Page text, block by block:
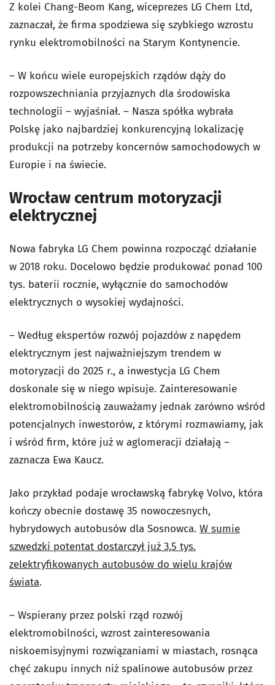
Z kolei Chang-Beom Kang, wiceprezes LG Chem Ltd,
zaznaczał, że firma spodziewa się szybkiego wzrostu
rynku elektromobilności na Starym Kontynencie.
– W końcu wiele europejskich rządów dąży do
rozpowszechniania przyjaznych dla środowiska
technologii – wyjaśniał. – Nasza spółka wybrała
Polskę jako najbardziej konkurencyjną lokalizację
produkcji na potrzeby koncernów samochodowych w
Europie i na świecie.
Wrocław centrum motoryzacji
elektrycznej
Nowa fabryka LG Chem powinna rozpocząć działanie
w 2018 roku. Docelowo będzie produkować ponad 100
tys. baterii rocznie, wyłącznie do samochodów
elektrycznych o wysokiej wydajności.
– Według ekspertów rozwój pojazdów z napędem
elektrycznym jest najważniejszym trendem w
motoryzacji do 2025 r., a inwestycja LG Chem
doskonale się w niego wpisuje. Zainteresowanie
elektromobilnością zauważamy jednak zarówno wśród
potencjalnych inwestorów, z którymi rozmawiamy, jak
i wśród firm, które już w aglomeracji działają –
zaznacza Ewa Kaucz.
Jako przykład podaje wrocławską fabrykę Volvo, która
kończy obecnie dostawę 35 nowoczesnych,
hybrydowych autobusów dla Sosnowca. W sumie
szwedzki potentat dostarczył już 3,5 tys.
zelektryfikowanych autobusów do wielu krajów
świata.
– Wspierany przez polski rząd rozwój
elektromobilności, wzrost zainteresowania
niskoemisyjnymi rozwiązaniami w miastach, rosnąca
chęć zakupu innych niż spalinowe autobusów przez